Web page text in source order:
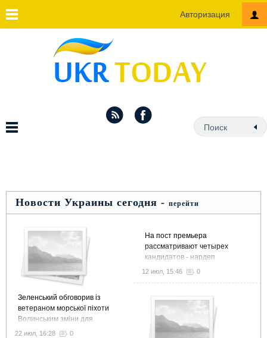
Авторизация
Новости Украины сегодня - перейти
Зеленський обговорив із
ветераном морської піхоти
Волинським зміни для
ефективної ветеранської
22 июл, 16:28 0
На пост премьера
рассматривают четырех
кандидатов - нардеп
12 июл, 15:46 0